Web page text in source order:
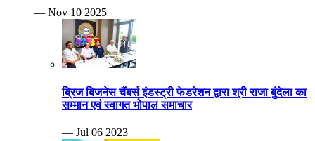
— Nov 10 2025
ब्रिज बिजनेस चैंबर्स इंडस्ट्री फेडरेशन द्वारा श्री राजा बुंदेला का
सम्मान एवं स्वागत भोपाल समाचार
— Jul 06 2023